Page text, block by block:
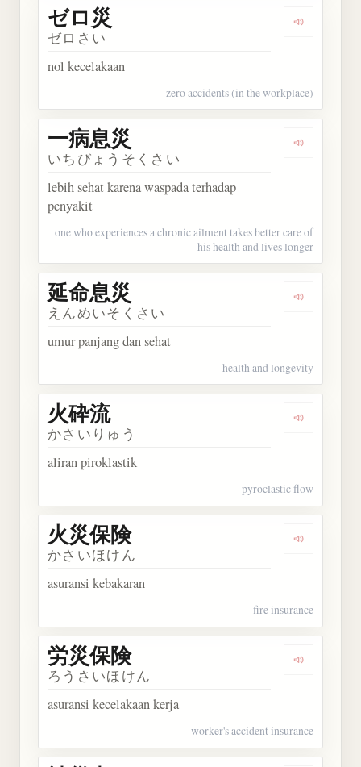
Dengarkan
ゼロ災
ゼロさい
nol kecelakaan
zero accidents (in the workplace)
Dengarkan
一病息災
いちびょうそくさい
lebih sehat karena waspada terhadap
penyakit
one who experiences a chronic ailment takes better care of
his health and lives longer
Dengarkan
延命息災
えんめいそくさい
umur panjang dan sehat
health and longevity
Dengarkan
火砕流
かさいりゅう
aliran piroklastik
pyroclastic flow
Dengarkan
火災保険
かさいほけん
asuransi kebakaran
fire insurance
Dengarkan
労災保険
ろうさいほけん
asuransi kecelakaan kerja
worker's accident insurance